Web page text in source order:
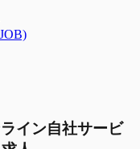
イン自社サービ